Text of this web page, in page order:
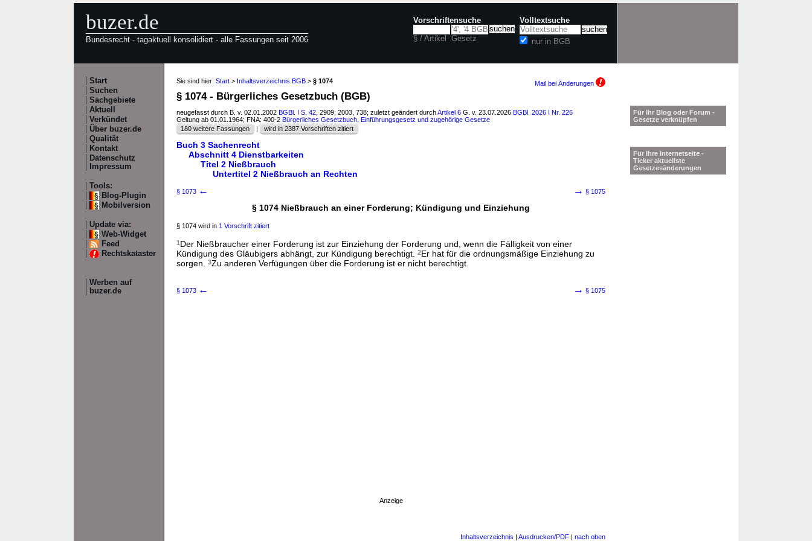
buzer.de
Bundesrecht - tagaktuell konsolidiert - alle Fassungen seit 2006
Vorschriftensuche
§ / Artikel Gesetz
Volltextsuche
nur in BGB
Start
Suchen
Sachgebiete
Aktuell
Verkündet
Über buzer.de
Qualität
Kontakt
Datenschutz
Impressum
Tools:
Blog-Plugin
Mobilversion
Update via:
Web-Widget
Feed
Rechtskataster
Werben auf
buzer.de
Sie sind hier: Start > Inhaltsverzeichnis BGB > § 1074 Mail bei Änderungen
§ 1074 - Bürgerliches Gesetzbuch (BGB)
neugefasst durch B. v. 02.01.2002 BGBl. I S. 42 , 2909; 2003, 738; zuletzt geändert durchArtikel 6 G. v. 23.07.2026 BGBl. 2026 I Nr. 226
Geltung ab 01.01.1964; FNA: 400-2 Bürgerliches Gesetzbuch, Einführungsgesetz und zugehörige Gesetze
180 weitere Fassungen
| wird in 2387 Vorschriften zitiert
Buch 3 Sachenrecht
Abschnitt 4 Dienstbarkeiten
Titel 2 Nießbrauch
Untertitel 2 Nießbrauch an Rechten
§ 1073 ← → § 1075
§ 1074 Nießbrauch an einer Forderung; Kündigung und Einziehung
§ 1074 wird in 1 Vorschrift zitiert
1Der Nießbraucher einer Forderung ist zur Einziehung der Forderung und, wenn die Fälligkeit von einer
Kündigung des Gläubigers abhängt, zur Kündigung berechtigt.
2Er hat für die ordnungsmäßige Einziehung zu
sorgen.
3Zu anderen Verfügungen über die Forderung ist er nicht berechtigt.
§ 1073 ← → § 1075
Anzeige
Inhaltsverzeichnis | Ausdrucken/PDF | nach oben
Für Ihr Blog oder Forum -
Gesetze verknüpfen
Für Ihre Internetseite -
Ticker aktuellste
Gesetzesänderungen